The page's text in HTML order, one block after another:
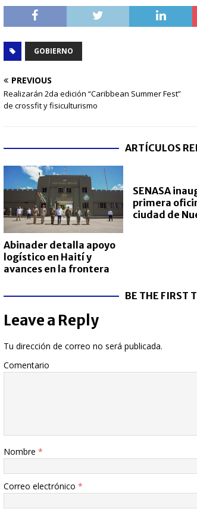
GOBIERNO
PREVIOUS
Realizarán 2da edición “Caribbean Summer Fest”
de crossfit y fisiculturismo
ARTÍCULOS
Abinader detalla apoyo
logístico en Haití y
avances en la frontera
SENASA
primera
ciudad de
BE THE FIRST
Leave a Reply
Tu dirección de correo no será publicada.
Comentario
Nombre *
Correo electrónico *